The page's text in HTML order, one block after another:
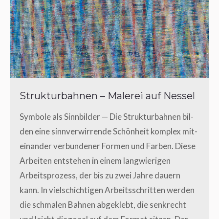
Strukturbahnen – Malerei auf Nessel
Sym­bo­le als Sinn­bil­der — Die Struk­tur­bah­nen bil­
den eine sinn­ver­wir­ren­de Schön­heit kom­plex mit­
ein­an­der ver­bun­de­ner For­men und Far­ben. Die­se
Arbei­ten ent­ste­hen in einem lang­wie­ri­gen
Arbeits­pro­zess, der bis zu zwei Jah­re dau­ern
kann. In viel­schich­ti­gen Arbeits­schrit­ten wer­den
die schma­len Bah­nen abge­klebt, die senk­recht